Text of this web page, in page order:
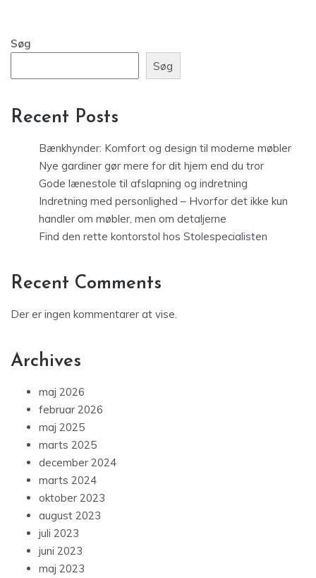
Søg
Søg
Recent Posts
Bænkhynder: Komfort og design til moderne møbler
Nye gardiner gør mere for dit hjem end du tror
Gode lænestole til afslapning og indretning
Indretning med personlighed – Hvorfor det ikke kun
handler om møbler, men om detaljerne
Find den rette kontorstol hos Stolespecialisten
Recent Comments
Der er ingen kommentarer at vise.
Archives
maj 2026
februar 2026
maj 2025
marts 2025
december 2024
marts 2024
oktober 2023
august 2023
juli 2023
juni 2023
maj 2023